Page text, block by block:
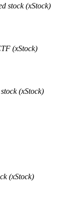
lý tài chính
lý tài chính hiện
nhập thụ động
stock (xStock)
(xStock)
(xStock)
(xStock)